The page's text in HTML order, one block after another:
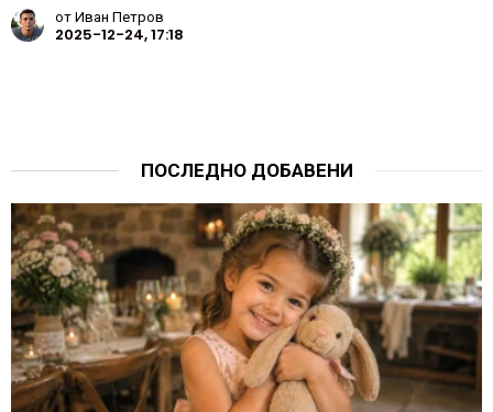
отИван Петров
2025-12-24, 17:18
ПОСЛЕДНО ДОБАВЕНИ